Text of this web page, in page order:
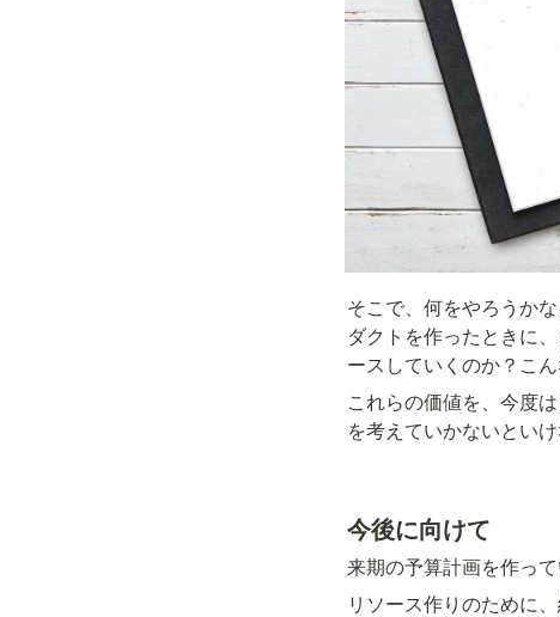
そこで、何をやろうか
ダクトを作ったときに
ースしていくのか？こ
これらの価値を、今度
を考えていかないとい
今後に向けて
来期の予算計画を作っ
リソース作りのために